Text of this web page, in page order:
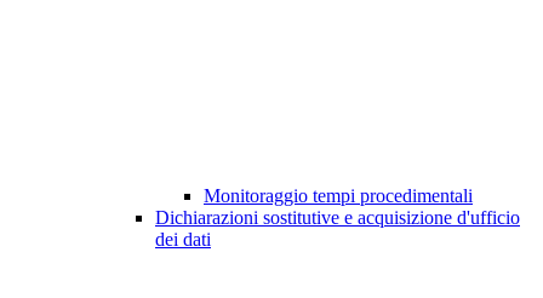
Monitoraggio tempi procedimentali
Dichiarazioni sostitutive e acquisizione d'ufficio
dei dati